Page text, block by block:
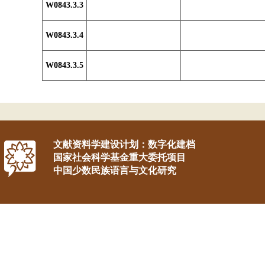
W0843.3.3
W0843.3.4
W0843.3.5
文献资料学建设计划：数字化建档
国家社会科学基金重大委托项目
中国少数民族语言与文化研究